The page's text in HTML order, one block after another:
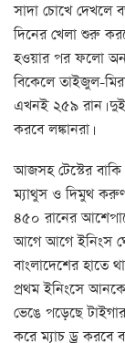
সাদা চোখে দেখলে
দিনের খেলা শুরু
হওয়ার পর ফলো অন
বিকেলে তাইজুল-
এখনই ২৫৯ রান।
করবে লঙ্কানরা।
আজসহ টেস্টের
ম্যাথুস ও দিমুথ
৪৫০ রানের
আগে আগে ইনিংস
বাংলাদেশের
প্রথম ইনিংসে
ভেঙে পড়েছে
করে ম্যাচ ড্র করবে